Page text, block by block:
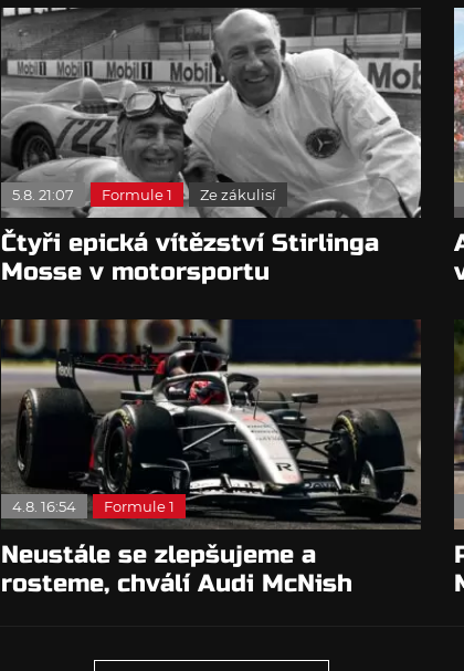
5.8. 21:07 Formule 1 Ze zákulisí
Čtyři epická vítězství Stirlinga
Mosse v motorsportu
4.8. 16:54 Formule 1
Neustále se zlepšujeme a
rosteme, chválí Audi McNish